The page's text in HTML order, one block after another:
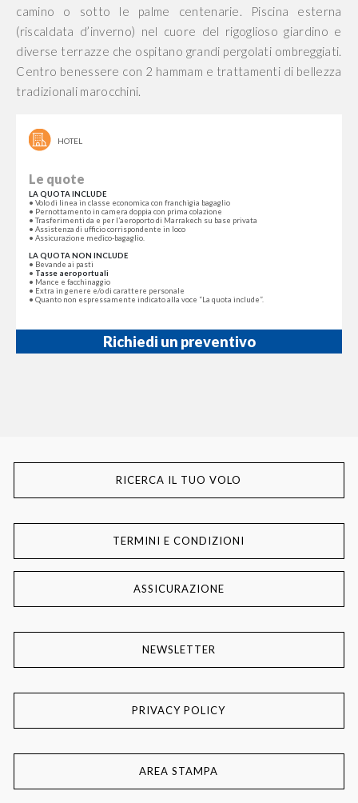
camino o sotto le palme centenarie. Piscina esterna
(riscaldata d’inverno) nel cuore del rigoglioso giardino e
diverse terrazze che ospitano grandi pergolati ombreggiati.
Centro benessere con 2 hammam e trattamenti di bellezza
tradizionali marocchini.
Richiedi un preventivo
HOTEL
Le quote
LA QUOTA INCLUDE
• Volo di linea in classe economica con franchigia bagaglio
• Pernottamento in camera doppia con prima colazione
• Trasferimenti da e per l’aeroporto di Marrakech su base privata
• Assistenza di ufficio corrispondente in loco
• Assicurazione medico-bagaglio.
LA QUOTA NON INCLUDE
• Bevande ai pasti
• Tasse aeroportuali
• Mance e facchinaggio
• Extra in genere e/o di carattere personale
• Quanto non espressamente indicato alla voce “La quota include”.
RICERCA IL TUO VOLO
TERMINI E CONDIZIONI
ASSICURAZIONE
NEWSLETTER
PRIVACY POLICY
AREA STAMPA